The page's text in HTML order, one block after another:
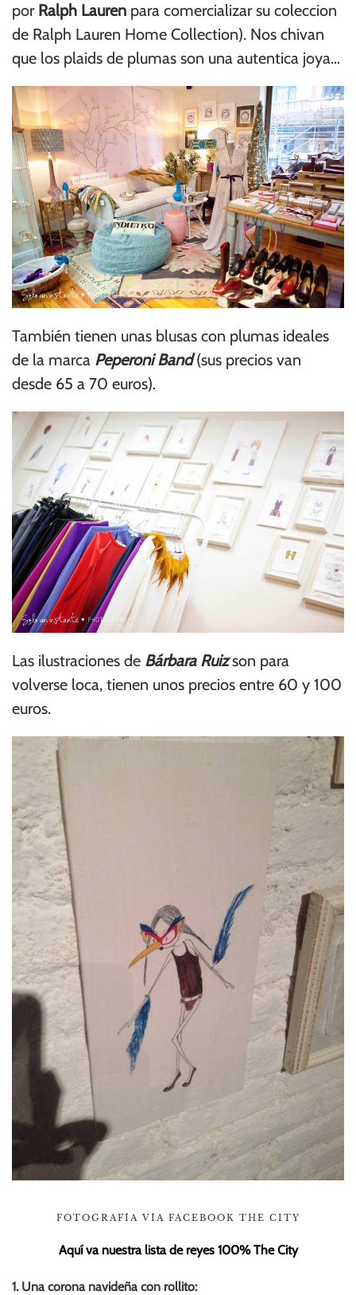
porRalph Lauren para comercializar su coleccion
de Ralph Lauren Home Collection). Nos chivan
que los plaids de plumas son una autentica joya…
También tienen unas blusas con plumas ideales
de la marca Peperoni Band(sus precios van
desde 65 a 70 euros).
Las ilustraciones de Bárbara Ruiz son para
volverse loca, tienen unos precios entre 60 y 100
euros.
FOTOGRAFÍA VÍA FACEBOOK THE CITY
Aquí va nuestra lista de reyes 100% The City
1. Una corona navideña con rollito: